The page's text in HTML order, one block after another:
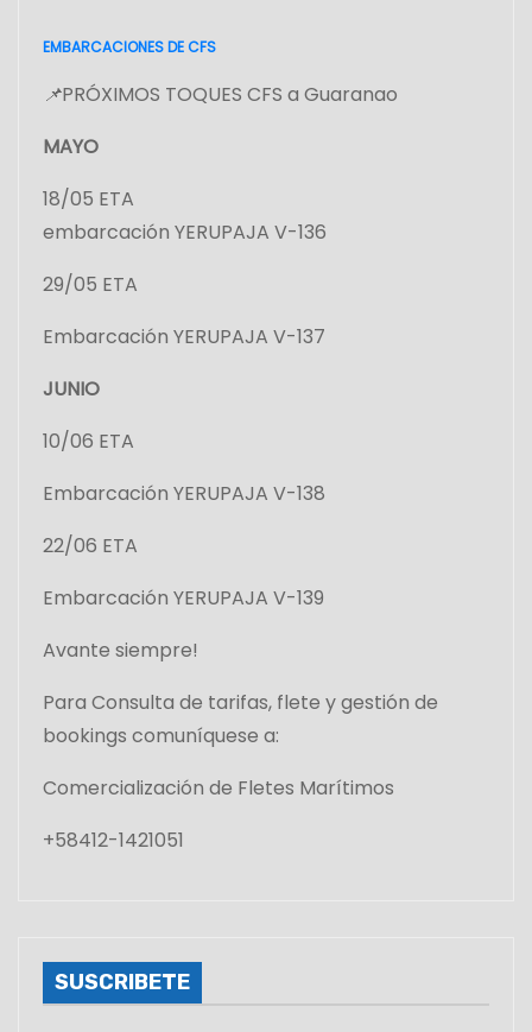
EMBARCACIONES DE CFS
📌PRÓXIMOS TOQUES CFS a Guaranao
MAYO
18/05 ETA
embarcación YERUPAJA V-136
29/05 ETA
Embarcación YERUPAJA V-137
JUNIO
10/06 ETA
Embarcación YERUPAJA V-138
22/06 ETA
Embarcación YERUPAJA V-139
Avante siempre!
Para Consulta de tarifas, flete y gestión de
bookings comuníquese a:
Comercialización de Fletes Marítimos
+58412-1421051
SUSCRIBETE